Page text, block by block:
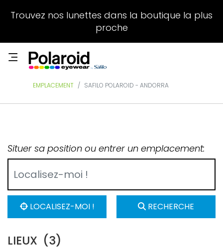
Trouvez nos lunettes dans la boutique la plus
proche
EMPLACEMENT SAFILO POLAROID - ANDORRA
Situer sa position ou entrer un emplacement:
LOCALISEZ-MOI ! RECHERCHE
LIEUX (3)